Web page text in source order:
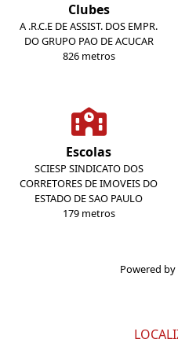
Clubes
A .R.C.E DE ASSIST. DOS EMPR.
DO GRUPO PAO DE ACUCAR
826 metros
Escolas
SCIESP SINDICATO DOS
CORRETORES DE IMOVEIS DO
ESTADO DE SAO PAULO
179 metros
Powered by